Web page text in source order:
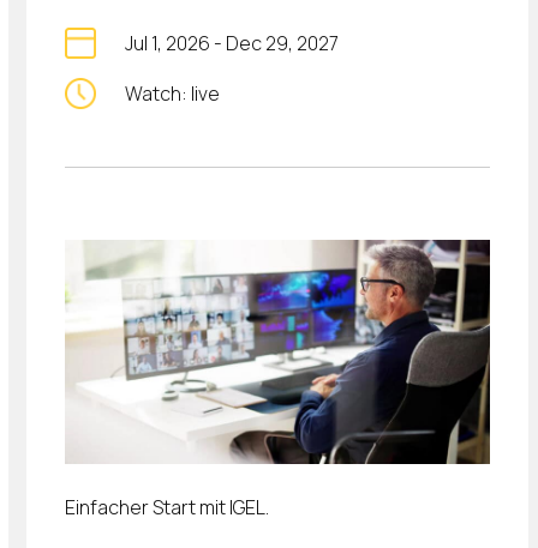
Jul 1, 2026 - Dec 29, 2027
Watch: live
Einfacher Start mit IGEL.